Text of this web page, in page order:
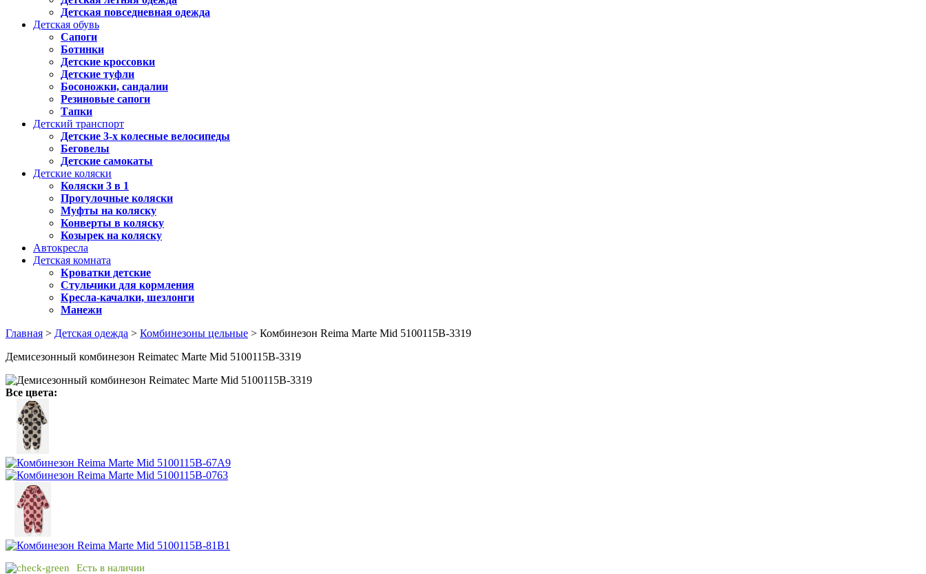
Детская повседневная одежда
Детская обувь
Сапоги
Ботинки
Детские кроссовки
Детские туфли
Босоножки, сандалии
Резиновые сапоги
Тапки
Детский транспорт
Детские 3-х колесные велосипеды
Беговелы
Детские самокаты
Детские коляски
Коляски 3 в 1
Прогулочные коляски
Муфты на коляску
Конверты в коляску
Козырек на коляску
Автокресла
Детская комната
Кроватки детские
Стульчики для кормления
Кресла-качалки, шезлонги
Манежи
Главная > Детская одежда > Комбинезоны цельные > Комбинезон Reima Marte Mid 5100115B-3319
Демисезонный комбинезон Reimatec Marte Mid 5100115B-3319
Все цвета:
Есть в наличии